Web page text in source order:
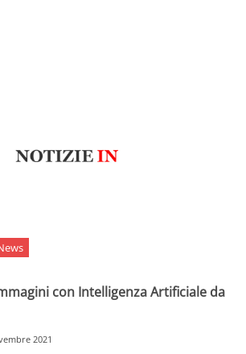
con Intelligenza Artificiale da
2021